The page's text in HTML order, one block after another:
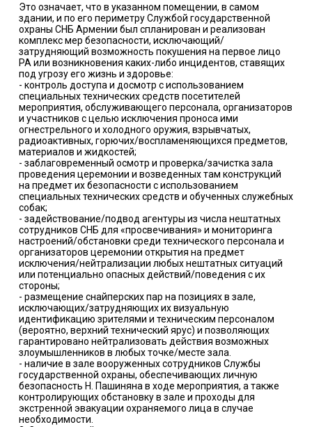
Это означает, что в указанном помещении, в самом
здании, и по его периметру Службой государственной
охраны СНБ Армении был спланирован и реализован
комплекс мер безопасности, исключающий/
затрудняющий возможность покушения на первое лицо
РА или возникновения каких-либо инцидентов, ставящих
под угрозу его жизнь и здоровье:
- контроль доступа и досмотр с использованием
специальных технических средств посетителей
мероприятия, обслуживающего персонала, организаторов
и участников с целью исключения проноса ими
огнестрельного и холодного оружия, взрывчатых,
радиоактивных, горючих/воспламеняющихся предметов,
материалов и жидкостей;
- заблаговременный осмотр и проверка/зачистка зала
проведения церемонии и возведенных там конструкций
на предмет их безопасности с использованием
специальных технических средств и обученных служебных
собак;
- задействование/подвод агентуры из числа нештатных
сотрудников СНБ для «просвечивания» и мониторинга
настроений/обстановки среди технического персонала и
организаторов церемонии открытия на предмет
исключения/нейтрализации любых нештатных ситуаций
или потенциально опасных действий/поведения с их
стороны;
- размещение снайперских пар на позициях в зале,
исключающих/затрудняющих их визуальную
идентификацию зрителями и техническим персоналом
(вероятно, верхний технический ярус) и позволяющих
гарантировано нейтрализовать действия возможных
злоумышленников в любых точке/месте зала.
- наличие в зале вооруженных сотрудников Службы
государственной охраны, обеспечивающих личную
безопасность Н. Пашиняна в ходе мероприятия, а также
контролирующих обстановку в зале и проходы для
экстренной эвакуации охраняемого лица в случае
необходимости.